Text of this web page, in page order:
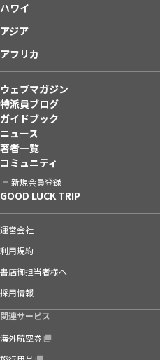
ハワイ
アジア
アフリカ
ウェブマガジン
特派員ブログ
ガイドブック
ニュース
著者一覧
コミュニティ
新規会員登録
GOOD LUCK TRIP
運営会社
利用規約
書店御担当者様へ
採用情報
関連サービス
海外航空券